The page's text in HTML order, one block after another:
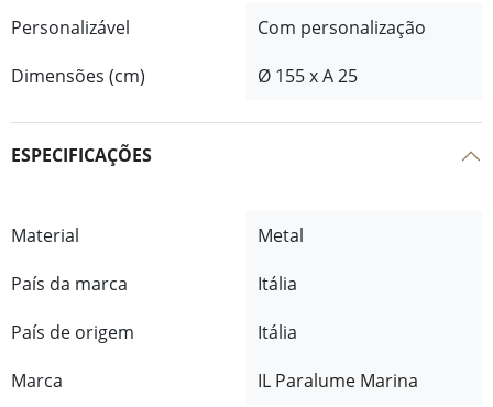
Personalizável
Com personalização
Dimensões (cm)
Ø 155 x A 25
ESPECIFICAÇÕES
Material
Metal
País da marca
Itália
País de origem
Itália
Marca
IL Paralume Marina